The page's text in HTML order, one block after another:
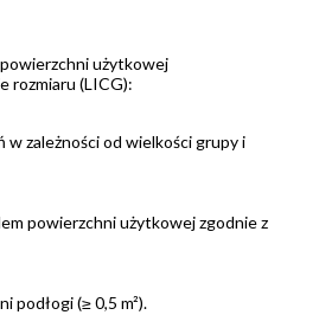
użytkowej
rozmiaru (LICG):
zależności od wielkości grupy i
powierzchni użytkowej zgodnie z
podłogi (≥ 0,5 m²).